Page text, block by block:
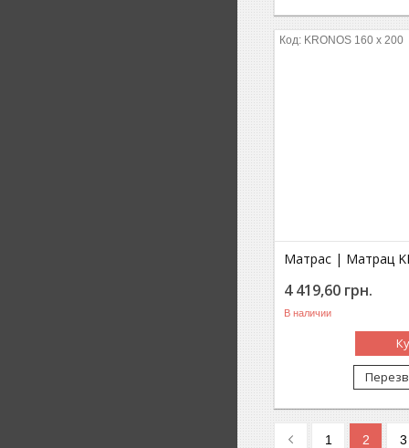
KRONOS 160 x 200
Матрас | Матрац
4 419,60 грн.
В наличии
1 2 3